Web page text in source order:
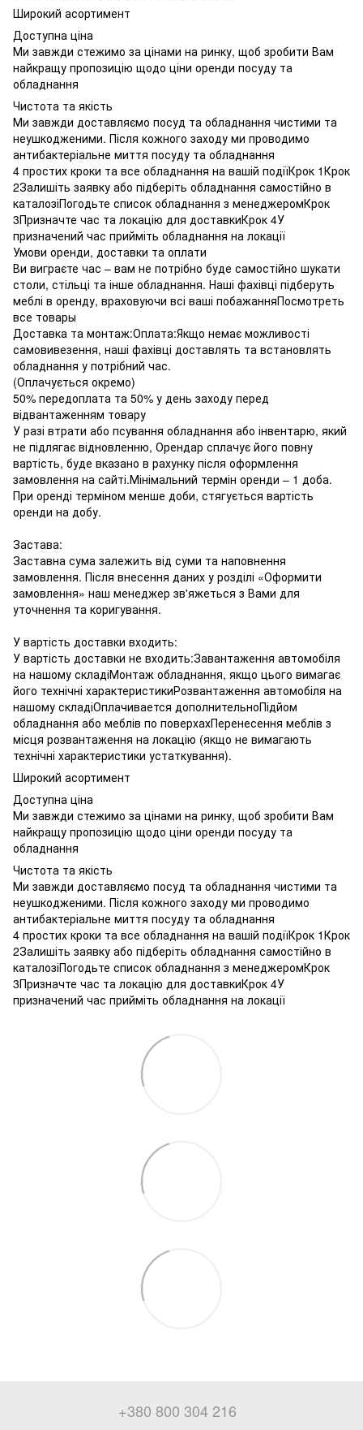
Широкий асортимент
Доступна ціна
Ми завжди стежимо за цінами на ринку, щоб зробити Вам
найкращу пропозицію щодо ціни оренди посуду та
обладнання
Чистота та якість
Ми завжди доставляємо посуд та обладнання чистими та
неушкодженими. Після кожного заходу ми проводимо
антибактеріальне миття посуду та обладнання
4 простих кроки та все обладнання на вашій подіїКрок 1Крок
2Залишіть заявку або підберіть обладнання самостійно в
каталозіПогодьте список обладнання з менеджеромКрок
3Призначте час та локацію для доставкиКрок 4У
призначений час прийміть обладнання на локації
Умови оренди, доставки та оплати
Ви виграєте час – вам не потрібно буде самостійно шукати
столи, стільці та інше обладнання. Наші фахівці підберуть
меблі в оренду, враховуючи всі ваші побажанняПосмотреть
все товары
Доставка та монтаж:Оплата:Якщо немає можливості
самовивезення, наші фахівці доставлять та встановлять
обладнання у потрібний час.
(Оплачується окремо)
50% передоплата та 50% у день заходу перед
відвантаженням товару
У разі втрати або псування обладнання або інвентарю, який
не підлягає відновленню, Орендар сплачує його повну
вартість, буде вказано в рахунку після оформлення
замовлення на сайті.Мінімальний термін оренди – 1 доба.
При оренді терміном менше доби, стягується вартість
оренди на добу.
Застава:
Заставна сума залежить від суми та наповнення
замовлення. Після внесення даних у розділі «Оформити
замовлення» наш менеджер зв'яжеться з Вами для
уточнення та коригування.
У вартість доставки входить:
У вартість доставки не входить:Завантаження автомобіля
на нашому складіМонтаж обладнання, якщо цього вимагає
його технічні характеристикиРозвантаження автомобіля на
нашому складіОплачивается дополнительноПідйом
обладнання або меблів по поверхахПеренесення меблів з
місця розвантаження на локацію (якщо не вимагають
технічні характеристики устаткування).
Широкий асортимент
Доступна ціна
Ми завжди стежимо за цінами на ринку, щоб зробити Вам
найкращу пропозицію щодо ціни оренди посуду та
обладнання
Чистота та якість
Ми завжди доставляємо посуд та обладнання чистими та
неушкодженими. Після кожного заходу ми проводимо
антибактеріальне миття посуду та обладнання
4 простих кроки та все обладнання на вашій подіїКрок 1Крок
2Залишіть заявку або підберіть обладнання самостійно в
каталозіПогодьте список обладнання з менеджеромКрок
3Призначте час та локацію для доставкиКрок 4У
призначений час прийміть обладнання на локації
+380 800 304 216